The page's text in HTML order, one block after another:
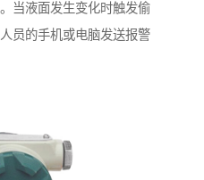
当液面发生变化时触发偷
员的手机或电脑发送报警